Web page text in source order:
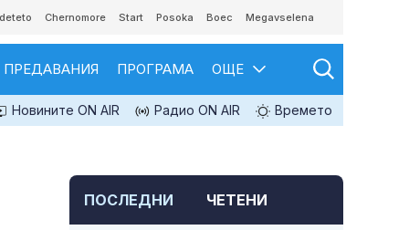
Chernomore Start Posoka Boec Megavselena
ПРЕДАВАНИЯ ПРОГРАМА ОЩЕ
Новините ON AIR Радио ON AIR Времето
ПОСЛЕДНИ ЧЕТЕНИ